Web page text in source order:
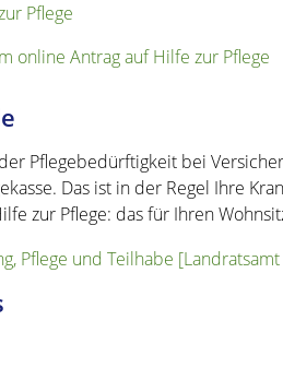
Pflege
online Antrag auf Hilfe zur Pflege
Pflegebedürftigkeit bei
Das ist in der Regel Ihre
zur Pflege: das für Ihren
Pflege und Teilhabe